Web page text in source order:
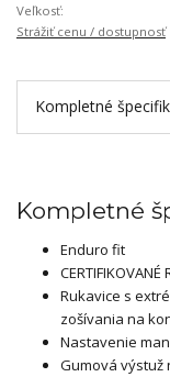
Veľkosť:
Strážiť cenu / dostupnosť
Kompletné
Kompletné
Enduro fit
Rukavice s
zošívania na
Nastavenie
Gumová výstuž